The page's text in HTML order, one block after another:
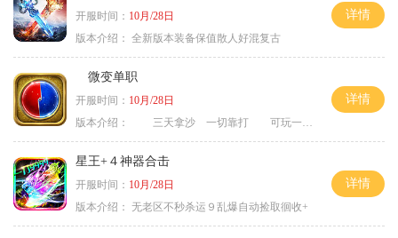
开服时间： 10月/28日
版本介绍： 全新版本装备保值散人好混复古
详情
微变单职
开服时间： 10月/28日
版本介绍：
三天拿沙 一切靠打 可玩一年
详情
星王+４神器合击
开服时间： 10月/28日
版本介绍： 无老区不秒杀运９乱爆自动捡取徊收+
详情